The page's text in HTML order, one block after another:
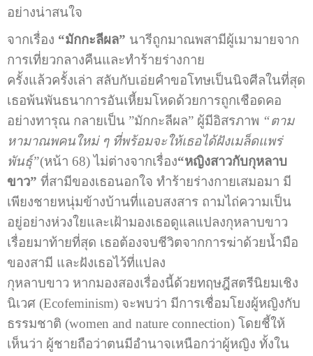
อย่างน่าสนใจ
จากเรื่อง “มักกะลีผล” นารีถูกมาณพสามีผู้เมามายจาก
การเที่ยวกลางคืนและทำร้ายร่างกาย
ครั้งแล้วครั้งเล่า สลับกับเอ่ยคำขอโทษเป็นนิจศีลในที่สุด
เธอพ้นพันธนาการอันเหี้ยมโหดด้วยการถูกเชือดคอ
อย่างทารุณ กลายเป็น ”มักกะลีผล” ผู้มีอิสรภาพ “ตาม
หามาณพคนใหม่ ๆ ที่พร้อมจะให้เธอได้ฝังเมล็ดแพร่
พันธุ์”(หน้า 68) ไม่ต่างจากเรื่อง“หญิงสาวกับกุหลาบ
ขาว” ที่สามีของเธอนอกใจ ทำร้ายร่างกายเสมอมา มี
เพียงชายหนุ่มข้างบ้านที่แอบสงสาร ถามไถ่ความเป็น
อยู่อย่างห่วงใยและเฝ้ามองเธอดูแลแปลงกุหลาบขาว
เรื่อยมาท้ายที่สุด เธอต้องจบชีวิตจากการฆ่าด้วยน้ำมือ
ของสามี และฝังเธอไว้ที่แปลง
กุหลาบขาว หากมองสองเรื่องนี้ด้วยทฤษฎีสตรีนิยมเชิง
นิเวศ (Ecofeminism) จะพบว่า มีการเชื่อมโยงผู้หญิงกับ
ธรรมชาติ (women and nature connection) โดยชี้ให้
เห็นว่า ผู้ชายถือว่าตนมีอำนาจเหนือกว่าผู้หญิง ทั้งใน